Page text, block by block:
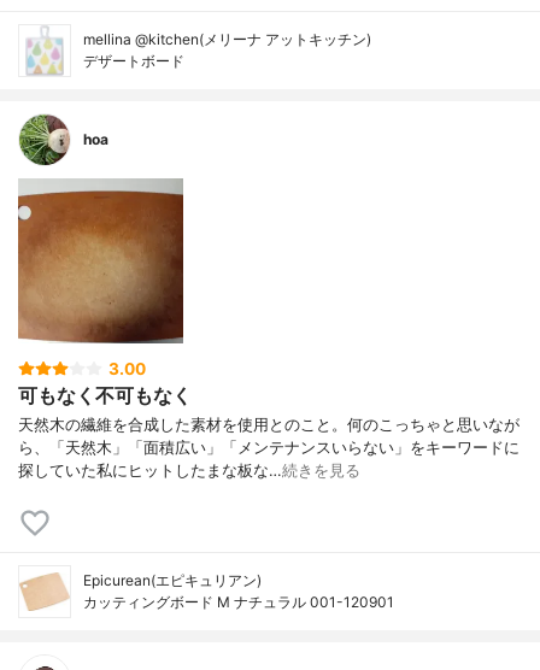
mellina @kitchen(メリーナ アットキッチン)
デザートボード
hoa
3.00
可もなく不可もなく
天然木の繊維を合成した素材を使用とのこと。何のこっちゃと思いなが
ら、「天然木」「面積広い」「メンテナンスいらない」をキーワードに
探していた私にヒットしたまな板な…続きを見る
Epicurean(エピキュリアン)
カッティングボード M ナチュラル 001-120901